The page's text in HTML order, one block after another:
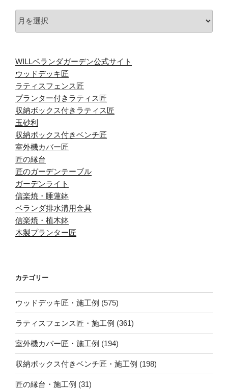
ー
ブ
WILLベランダガーデン公式サイト
ウッドデッキ匠
ラティスフェンス匠
プランター付きラティス匠
収納ボックス付きラティス匠
玉砂利
収納ボックス付きベンチ匠
室外機カバー匠
匠の縁台
匠のガーデンテーブル
ガーデンライト
信楽焼・睡蓮鉢
ベランダ排水溝用金具
信楽焼・植木鉢
木製プランター匠
カテゴリー
ウッドデッキ匠・施工例 (575)
ラティスフェンス匠・施工例 (361)
室外機カバー匠・施工例 (194)
収納ボックス付きベンチ匠・施工例 (198)
匠の縁台・施工例 (31)